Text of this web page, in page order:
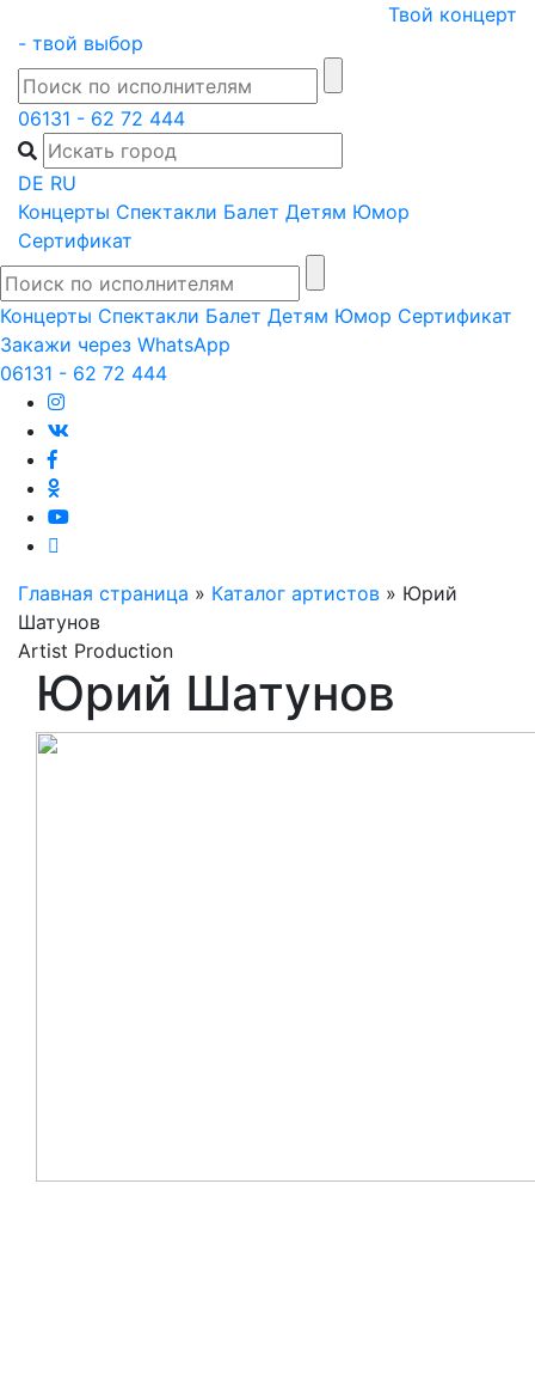
content
Твой концерт
- твой выбор
06131 - 62 72 444
DE RU
Концерты Спектакли Балет Детям Юмор
Сертификат
Концерты Спектакли Балет Детям Юмор Сертификат
Закажи через WhatsApp
06131 - 62 72 444
Главная страница » Каталог артистов » Юрий
Шатунов
Artist Production
Юрий Шатунов